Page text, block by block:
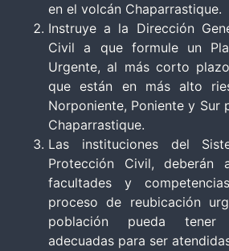
en el volcán Chaparrastique.
Instruye a la Dirección
Civil a que formule un
Urgente, al más corto
que están en más alto
Norponiente, Poniente y Sur
Chaparrastique.
Las instituciones del
Protección Civil, deberán
facultades y
proceso de reubicación
población pueda tener
adecuadas para ser